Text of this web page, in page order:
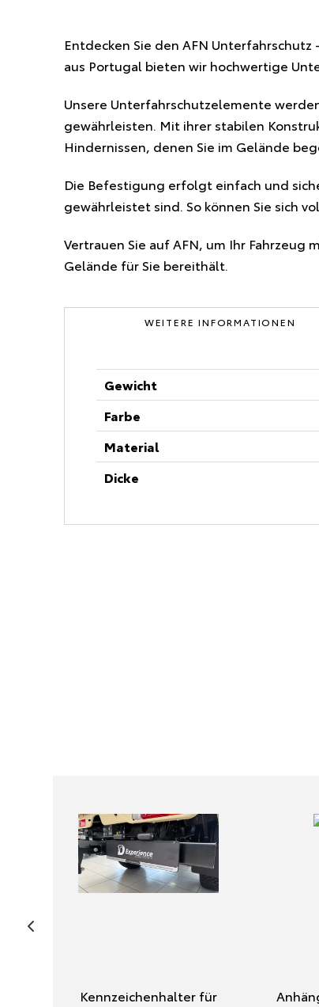
Entdecken Sie den AFN
aus Portugal bieten wir hochwertige
Unsere Unterfahrschutzelemente
gewährleisten. Mit ihrer stabilen
Hindernissen, denen Sie im Gelände
Die Befestigung erfolgt einfach und
gewährleistet sind. So können Sie sich
Vertrauen Sie auf AFN, um Ihr
Gelände für Sie bereithält.
WEITERE INFORMATIONEN
Gewicht
Farbe
Material
Dicke
Kennzeichenhalter für